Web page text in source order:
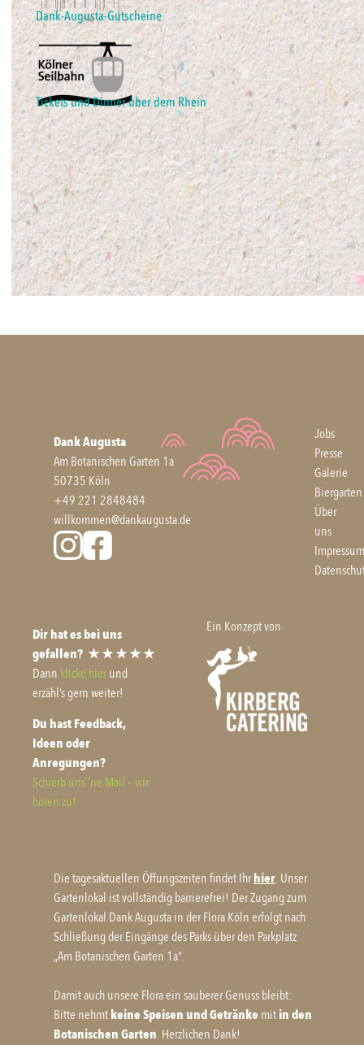
Dank-Augusta-Gutscheine
Tickets und Dinner über dem Rhein
Dank Augusta
Am Botanischen Garten 1a
50735 Köln
+49 221 2848484
willkommen@dankaugusta.de
Jobs
Presse
Galerie
Biergarten
Über
uns
Impressum
Dir hat es bei uns
gefallen? ★ ★ ★ ★ ★
Dann klicke hierund
erzähl’s gern weiter!
Du hast Feedback,
Ideen oder
Anregungen?
Schreib uns ’ne Mail – wir
hören zu!
Ein Konzept von
Die tagesaktuellen Öffungszeiten findet Ihrhier. Unser
Gartenlokal ist vollständig barrierefrei! Der Zugang zum
Gartenlokal Dank Augusta in der Flora Köln erfolgt nach
Schließung der Eingänge des Parks über den Parkplatz
„Am Botanischen Garten 1a“.
Damit auch unsere Flora ein sauberer Genuss bleibt:
Bitte nehmtkeine Speisen und Getränke mitin den
Botanischen Garten. Herzlichen Dank!